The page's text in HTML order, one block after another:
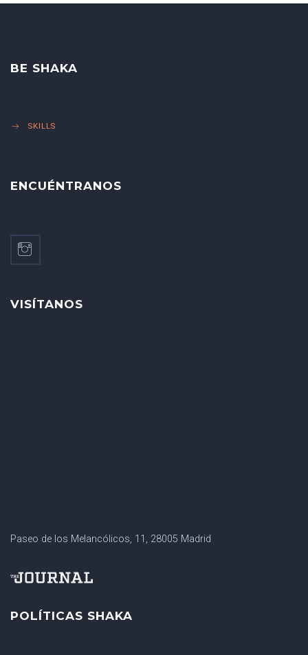
BE SHAKA
SKILLS
ENCUÉNTRANOS
VISÍTANOS
Paseo de los Melancólicos, 11, 28005 Madrid
POLÍTICAS SHAKA